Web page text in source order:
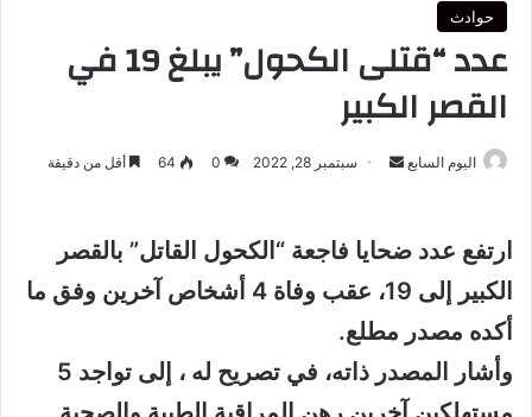
حوادث
عدد “قتلى الكحول” يبلغ 19 في
القصر الكبير
اليوم السابع
أرسل سبتمبر 28, 2022 0
64 أقل من دقيقة
ارتفع عدد ضحايا فاجعة “الكحول القاتل” بالقصر
الكبير إلى 19، عقب وفاة 4 أشخاص آخرين وفق ما
أكده مصدر مطلع.
وأشار المصدر ذاته، في تصريح له ، إلى تواجد 5